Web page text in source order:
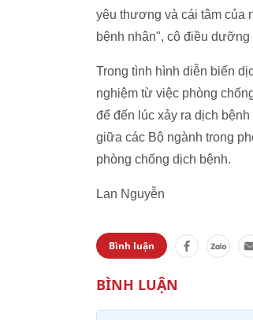
yêu thương và cái tâm của
bệnh nhân", cô điều dưỡng
Trong tình hình diễn biến
nghiệm từ việc phòng
để đến lúc xảy ra dịch
giữa các Bộ ngành trong
phòng chống dịch bệnh.
Lan Nguyễn
Bình luận